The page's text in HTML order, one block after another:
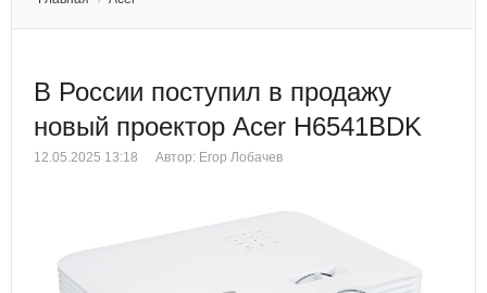
В России поступил в продажу
новый проектор Acer H6541BDK
12.05.2025 13:18 Автор: Егор Лобачев